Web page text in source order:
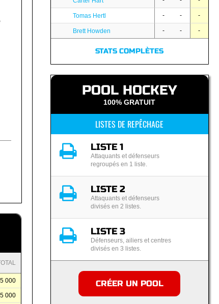
000
000
Tomas Hertl - - -
Brett Howden - - -
STATS COMPLÈTES
POOL HOCKEY
100% GRATUIT
LISTES DE REPÊCHAGE
LISTE 1
Attaquants et défenseurs
regroupés en 1 liste.
LISTE 2
Attaquants et défenseurs
divisés en 2 listes.
LISTE 3
Défenseurs, ailiers et centres
divisés en 3 listes.
CRÉER UN POOL